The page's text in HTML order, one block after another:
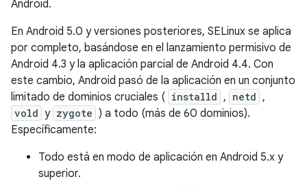
Android.
En Android 5.0 y versiones posteriores, SELinux se aplica
por completo, basándose en el lanzamiento permisivo de
Android 4.3 y la aplicación parcial de Android 4.4. Con
este cambio, Android pasó de la aplicación en un conjunto
limitado de dominios cruciales ( installd , netd ,
vold y zygote ) a todo (más de 60 dominios).
Específicamente:
Todo está en modo de aplicación en Android 5.x y
superior.